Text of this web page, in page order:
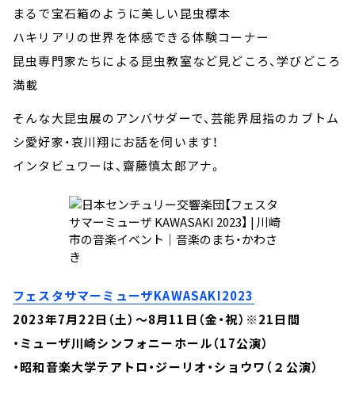
まるで宝石箱のように美しい昆虫標本
ハキリアリの世界を体感できる体験コーナー
昆虫専門家たちによる昆虫教室など見どころ、学びどころ
満載
そんな大昆虫展のアンバサダーで、芸能界屈指のカブトム
シ愛好家・哀川翔にお話を伺います！
インタビュワーは、齋藤慎太郎アナ。
フェスタサマーミューザKAWASAKI2023
2023年7月22日（土）～8月11日（金・祝）※21日間
・ミューザ川崎シンフォニーホール（17公演）
・昭和音楽大学テアトロ・ジーリオ・ショウワ（２公演）